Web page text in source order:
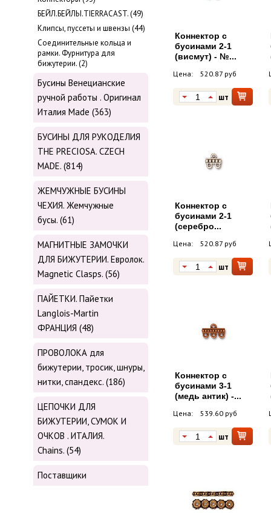
БЕЙЛ.БЕЙЛЫ.TIERRACAST. (49)
Клипсы, пуссеты и швензы (44)
Соединительные кольца и
рамки. Фурнитура для
бижутерии. (2)
Бусины Венецианские
ручной работы . Оригинал
Италия Made (363)
БУСИНЫ ДЛЯ РУКОДЕЛИЯ
THE PRECIOSA. CZECH
MADE. (814)
ЖЕМЧУЖНЫЕ БУСИНЫ
ЧЕХИЯ. Жемчужные
бусы. (61)
МАГНИТНЫЕ ЗАМОЧКИ
ДЛЯ БИЖУТЕРИИ. Евролок.
Magnetic Сlasps. (56)
ПАЙЕТКИ. Пайетки
Langlois-Martin
ФРАНЦИЯ (48)
ПРОВОЛОКА для
бижутерии, тросик, шнуры,
нитки, cпандекс. (186)
ЦЕПОЧКИ ДЛЯ
БИЖУТЕРИИ, СУМОК И
ОЧКОВ . ИТАЛИЯ.
Chains. (54)
Поставщики
Коннектор с
бусинами 2-1
(висмут) - №...
Цена: 520.87 руб
шт
Коннектор с
бусинами 2-1
(серебро...
Цена: 520.87 руб
шт
Коннектор с
бусинами 3-1
(медь антик) -...
Цена: 539.60 руб
шт